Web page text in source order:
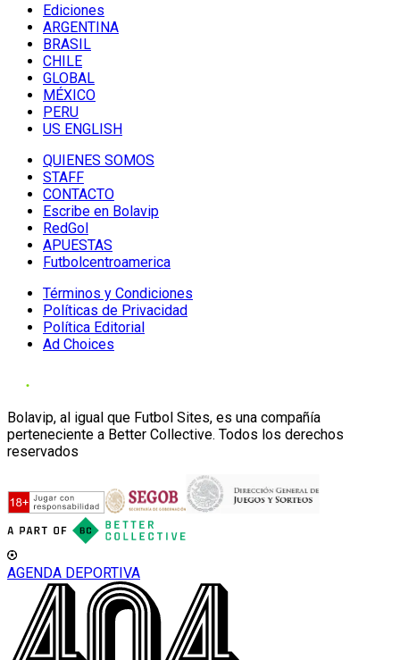
Ediciones
ARGENTINA
BRASIL
CHILE
GLOBAL
MÉXICO
PERU
US ENGLISH
QUIENES SOMOS
STAFF
CONTACTO
Escribe en Bolavip
RedGol
APUESTAS
Futbolcentroamerica
Términos y Condiciones
Políticas de Privacidad
Política Editorial
Ad Choices
Bolavip, al igual que Futbol Sites, es una compañía
perteneciente a Better Collective. Todos los derechos
reservados
AGENDA DEPORTIVA